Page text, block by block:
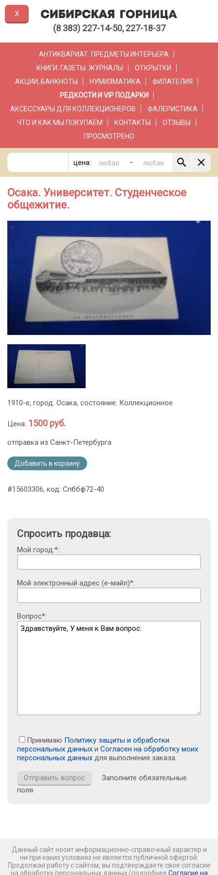
(8 383) 227-14-50, 227-18-37
АНТИКВАРИАТ. ПРЕДМЕТЫ ИНТЕРЬЕРА
КНИГИ. ГАЗЕТЫ. ЖУРНАЛЫ
ОТКРЫТКИ
АКЦИИ, БАНКНОТЫ
НУМИЗМАТИКА
ФИЛАТЕЛИЯ
РЕДКОСТИ И VIP ПОДАРКИ
АКСЕССУАРЫ ДЛЯ КОЛЛЕКЦИОНЕРОВ
ФАЛЕРИСТИКА
ЧТО И КАК МЫ ПОКУПАЕМ
КОНТАКТЫ
ОТЗЫВЫ
ПРОСМОТРЕНО
цена: -
Осака. Университет. Студенческое
общежитие.
1910-е, город: Осака, состояние: Коллекционное
Цена: 1500 руб.
отправка из Санкт-Петербурга
Добавить в корзину
#15603306, код: Спббф72-40
Спросить продавца:
Мой город:*:
Мой электронный адрес (е-майл)*:
Вопрос*:
Принимаю Политику защиты и обработки
персональных данных и Согласен на обработку моих
персональных данных для выполнения заказа.
Заполните обязательные
поля
X
Данный сайт носит информационно-справочный характер и
ни при каких условиях не является публичной офертой.
Продолжая работу с сайтом, вы подтверждаете своё согласие
на обработку персональных данных (подробнее Согласие на